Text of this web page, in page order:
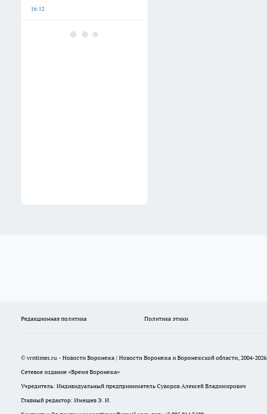
16:12
Суд обязал Соцфонд
Редакционная политика Политика этики
© vrntimes.ru - Новости Воронежа | Новости Воронежа и Воронежской области, 2004-2026
Сетевое издание «Время Воронежа»
Учредитель: Индивидуальный предприниматель Суворов Алексей Владимирович
Главный редактор: Имешев Э. И.